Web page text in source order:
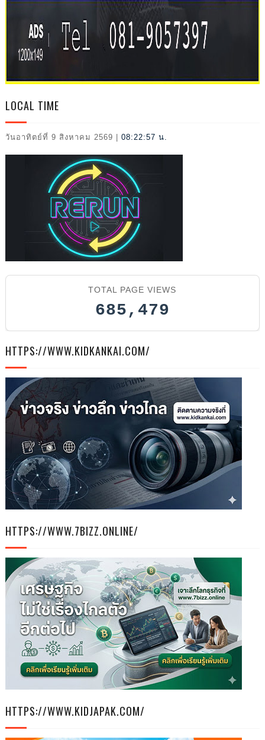
2026
LOCAL TIME
วันอาทิตย์ที่ 9 สิงหาคม 2569 08:22:59 น.
TOTAL PAGE VIEWS
685,479
HTTPS://WWW.KIDKANKAI.COM/
HTTPS://WWW.7BIZZ.ONLINE/
HTTPS://WWW.KIDJAPAK.COM/